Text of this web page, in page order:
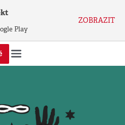
Play
ZOBRAZIT